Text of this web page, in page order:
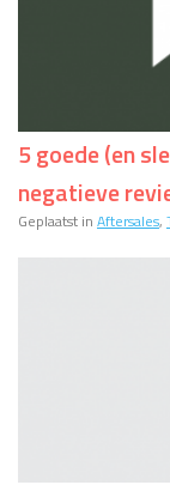
5 goede (en
negatieve
Geplaatst in Aftersales,